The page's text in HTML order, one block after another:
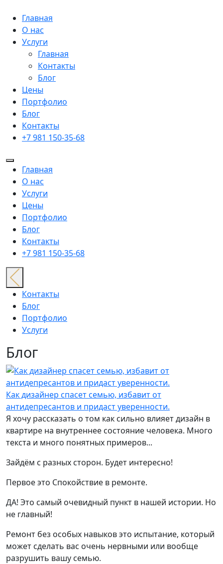
Главная
О нас
Услуги
Главная
Контакты
Блог
Цены
Портфолио
Блог
Контакты
+7 981 150-35-68
Главная
О нас
Услуги
Цены
Портфолио
Блог
Контакты
+7 981 150-35-68
Контакты
Блог
Портфолио
Услуги
Блог
Как дизайнер спасет семью, избавит от
антидепресантов и придаст уверенности.
Я хочу рассказать о том как сильно влияет дизайн в
квартире на внутреннее состояние человека. Много
текста и много понятных примеров...
Зайдём с разных сторон. Будет интересно!
Первое это Спокойствие в ремонте.
ДА! Это самый очевидный пункт в нашей истории. Но
не главный!
Ремонт без особых навыков это испытание, который
может сделать вас очень нервными или вообще
разрушить вашу семью.